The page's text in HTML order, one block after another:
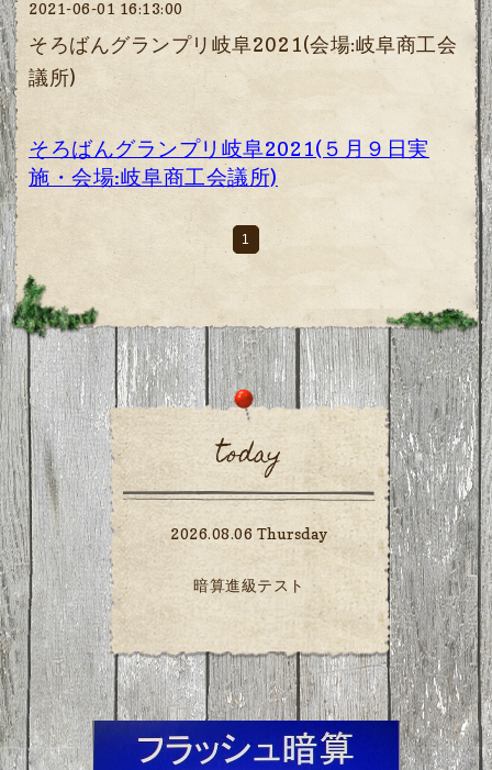
2021-06-01 16:13:00
そろばんグランプリ岐阜2021(会場:岐阜商工会
議所)
そろばんグランプリ岐阜2021(５月９日実
施・会場:岐阜商工会議所)
1
today
2026.08.06 Thursday
暗算進級テスト